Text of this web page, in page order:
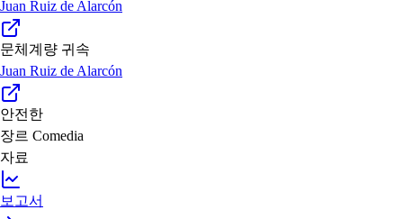
Juan Ruiz de Alarcón
문체계량 귀속
Juan Ruiz de Alarcón
안전한
장르 Comedia
자료
보고서